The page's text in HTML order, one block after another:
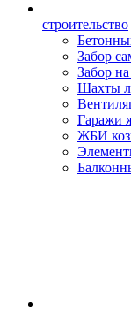
строительство
Забор
Забор
Шахты
Гаражи
ЖБИ